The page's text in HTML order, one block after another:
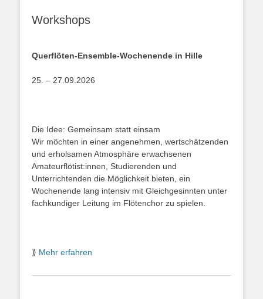
Workshops
Querflöten-Ensemble-Wochenende in Hille
25. – 27.09.2026
Die Idee: Gemeinsam statt einsam
Wir möchten in einer angenehmen, wertschätzenden
und erholsamen Atmosphäre erwachsenen
Amateurflötist:innen, Studierenden und
Unterrichtenden die Möglichkeit bieten, ein
Wochenende lang intensiv mit Gleichgesinnten unter
fachkundiger Leitung im Flötenchor zu spielen.
⟫ Mehr erfahren